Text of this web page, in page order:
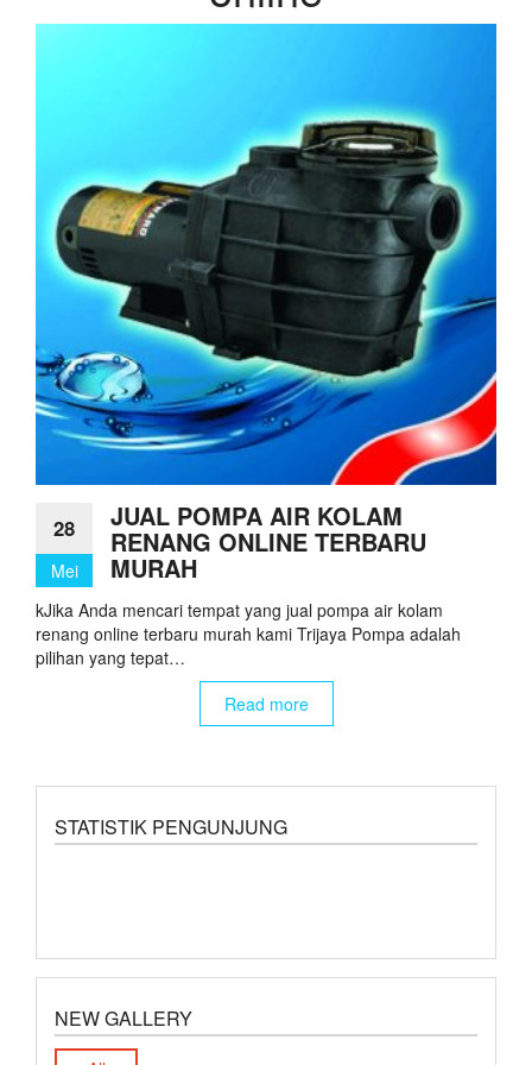
28
Mei
JUAL POMPA AIR KOLAM
RENANG ONLINE TERBARU
MURAH
kJika Anda mencari tempat yang jual pompa air kolam
renang online terbaru murah kami Trijaya Pompa adalah
pilihan yang tepat…
Read more
STATISTIK PENGUNJUNG
NEW GALLERY